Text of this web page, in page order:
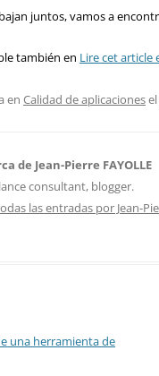
juntos, vamos a
también en Lire cet article
en Calidad de aplicacionesel
de Jean-Pierre FAYOLLE
consultant, blogger.
las entradas por Jean-
una herramienta de